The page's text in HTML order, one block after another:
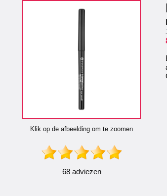
Klik op de afbeelding om te zoomen
68 adviezen